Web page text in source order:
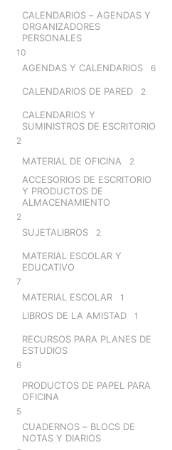
CALENDARIOS – AGENDAS Y
ORGANIZADORES
PERSONALES
10
AGENDAS Y CALENDARIOS 6
CALENDARIOS DE PARED 2
CALENDARIOS Y
SUMINISTROS DE ESCRITORIO
2
MATERIAL DE OFICINA 2
ACCESORIOS DE ESCRITORIO
Y PRODUCTOS DE
ALMACENAMIENTO
2
SUJETALIBROS 2
MATERIAL ESCOLAR Y
EDUCATIVO
7
MATERIAL ESCOLAR 1
LIBROS DE LA AMISTAD 1
RECURSOS PARA PLANES DE
ESTUDIOS
6
PRODUCTOS DE PAPEL PARA
OFICINA
5
CUADERNOS – BLOCS DE
NOTAS Y DIARIOS